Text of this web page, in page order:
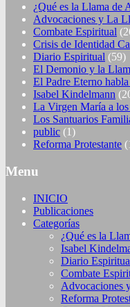
¿Qué es la Llama de
Advocaciones y La
Combate Espiritual
Crisis de Identidad
Diario Espiritual (59)
El Demonio y la
El Padre Eterno
Isabel Kindelmann
La Virgen María a los
Los Santuarios
public (1)
Reforma Protestante
Menu
INICIO
Publicaciones
Categorías
¿Qué es la
Isabel
Diario
Combate
Advocaciones
Reforma